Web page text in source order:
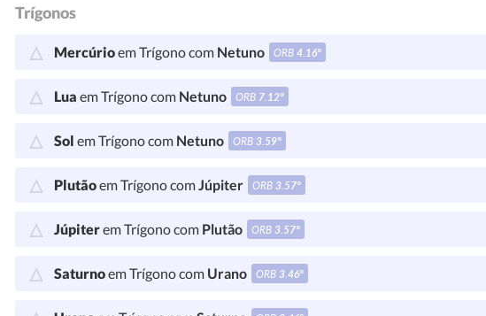
Trígonos
Mercúrioem Trígono com Netuno ORB4.16°
Lua em Trígono com Netuno ORB 7.12°
Sol em Trígono com Netuno ORB3.59°
Plutãoem Trígono comJúpiter ORB3.57°
Júpiterem Trígono com Plutão ORB3.57°
Saturnoem Trígono com Urano ORB3.46°